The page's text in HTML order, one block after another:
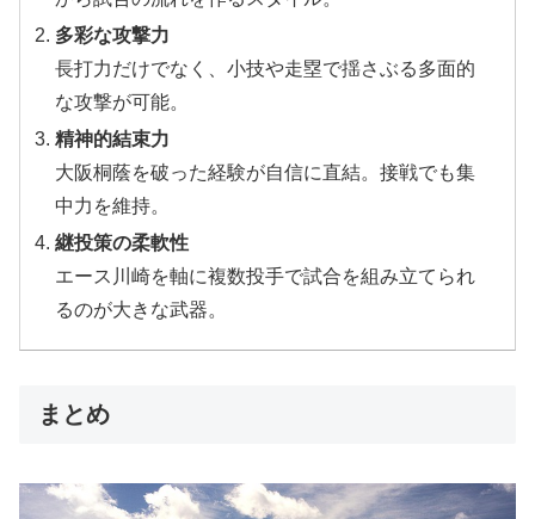
多彩な攻撃力
長打力だけでなく、小技や走塁で揺さぶる多面的
な攻撃が可能。
精神的結束力
大阪桐蔭を破った経験が自信に直結。接戦でも集
中力を維持。
継投策の柔軟性
エース川崎を軸に複数投手で試合を組み立てられ
るのが大きな武器。
まとめ